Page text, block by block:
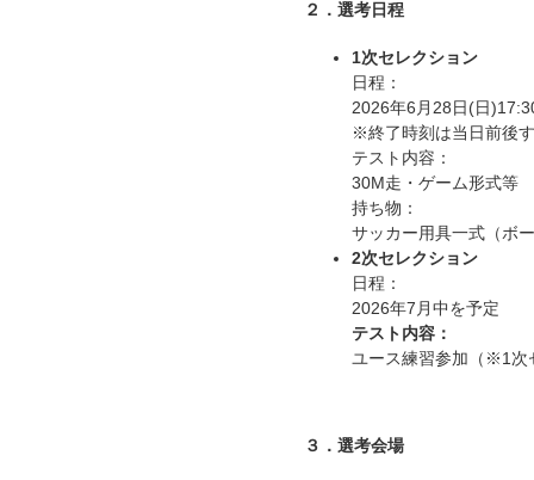
２．選考日程
1次セレクション
日程：
2026年6月28日(日
※終了時刻は当日前後
テスト内容：
30M走・ゲーム形式等
持ち物：
サッカー用具一式（ボ
2次セレクション
日程：
2026年7月中を予定
テスト内容：
ユース練習参加（※1次
３．選考会場